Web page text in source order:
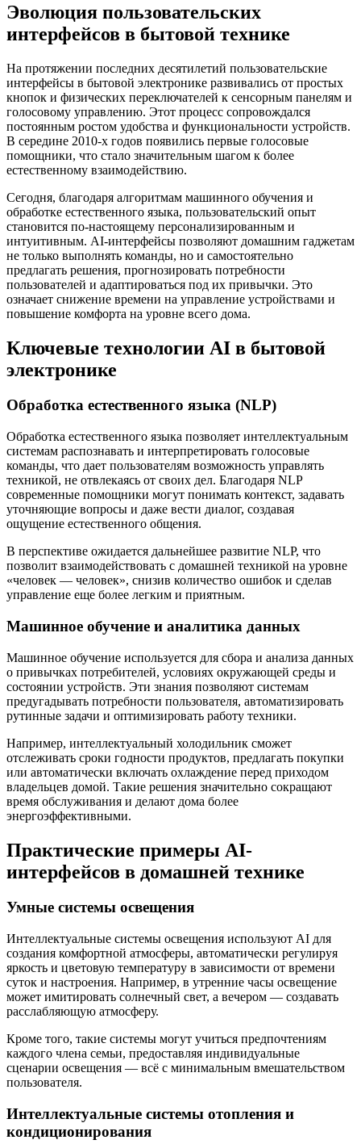
Эволюция пользовательских
интерфейсов в бытовой технике
На протяжении последних десятилетий пользовательские
интерфейсы в бытовой электронике развивались от простых
кнопок и физических переключателей к сенсорным панелям и
голосовому управлению. Этот процесс сопровождался
постоянным ростом удобства и функциональности устройств.
В середине 2010-х годов появились первые голосовые
помощники, что стало значительным шагом к более
естественному взаимодействию.
Сегодня, благодаря алгоритмам машинного обучения и
обработке естественного языка, пользовательский опыт
становится по-настоящему персонализированным и
интуитивным. AI-интерфейсы позволяют домашним гаджетам
не только выполнять команды, но и самостоятельно
предлагать решения, прогнозировать потребности
пользователей и адаптироваться под их привычки. Это
означает снижение времени на управление устройствами и
повышение комфорта на уровне всего дома.
Ключевые технологии AI в бытовой
электронике
Обработка естественного языка (NLP)
Обработка естественного языка позволяет интеллектуальным
системам распознавать и интерпретировать голосовые
команды, что дает пользователям возможность управлять
техникой, не отвлекаясь от своих дел. Благодаря NLP
современные помощники могут понимать контекст, задавать
уточняющие вопросы и даже вести диалог, создавая
ощущение естественного общения.
В перспективе ожидается дальнейшее развитие NLP, что
позволит взаимодействовать с домашней техникой на уровне
«человек — человек», снизив количество ошибок и сделав
управление еще более легким и приятным.
Машинное обучение и аналитика данных
Машинное обучение используется для сбора и анализа данных
о привычках потребителей, условиях окружающей среды и
состоянии устройств. Эти знания позволяют системам
предугадывать потребности пользователя, автоматизировать
рутинные задачи и оптимизировать работу техники.
Например, интеллектуальный холодильник сможет
отслеживать сроки годности продуктов, предлагать покупки
или автоматически включать охлаждение перед приходом
владельцев домой. Такие решения значительно сокращают
время обслуживания и делают дома более
энергоэффективными.
Практические примеры AI-
интерфейсов в домашней технике
Умные системы освещения
Интеллектуальные системы освещения используют AI для
создания комфортной атмосферы, автоматически регулируя
яркость и цветовую температуру в зависимости от времени
суток и настроения. Например, в утренние часы освещение
может имитировать солнечный свет, а вечером — создавать
расслабляющую атмосферу.
Кроме того, такие системы могут учиться предпочтениям
каждого члена семьи, предоставляя индивидуальные
сценарии освещения — всё с минимальным вмешательством
пользователя.
Интеллектуальные системы отопления и
кондиционирования